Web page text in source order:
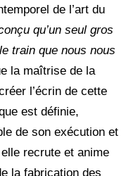
de l’art du
qu’un seul gros
train que nous nous
la maîtrise de la
l’écrin de cette
est définie,
de son exécution et
recrute et anime
la fabrication des